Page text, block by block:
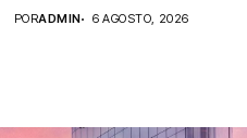
PORADMIN 6 AGOSTO, 2026